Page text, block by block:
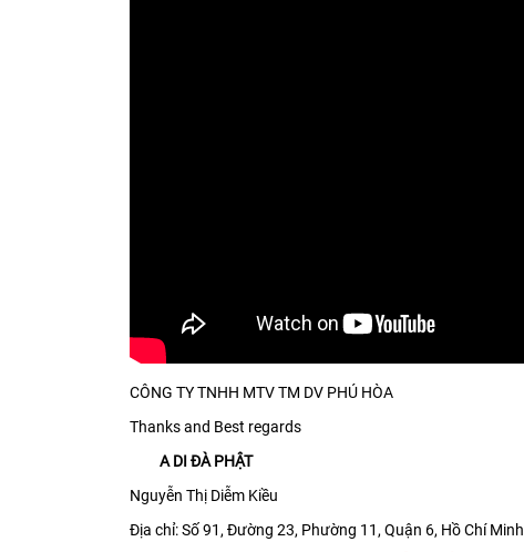
CÔNG TY TNHH MTV TM DV PHÚ HÒA
Thanks and Best regards
A DI ĐÀ PHẬT
Nguyễn Thị Diễm Kiều
Địa chỉ: Số 91, Đường 23, Phường 11, Quận 6, Hồ Chí Minh